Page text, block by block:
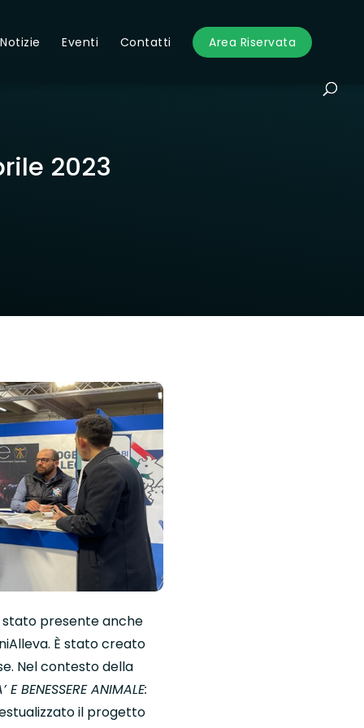
Notizie Eventi Contatti Area Riservata
2023
stato presente anche
È stato creato
Nel contesto della
E BENESSERE ANIMALE:
il progetto